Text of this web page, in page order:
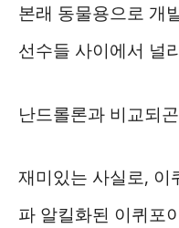
본래 동물용으로 개
선수들 사이에서 널
난드롤론과 비교되
재미있는 사실로, 이
파 알킬화된 이퀴포